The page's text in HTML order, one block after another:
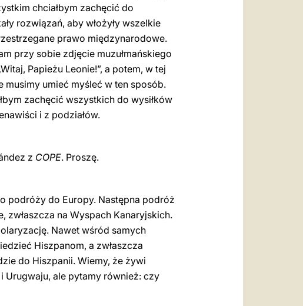
chciałbym zachęcić do
rozwiązań, aby włożyły wszelkie
prawo międzynarodowe.
przy sobie zdjęcie muzułmańskiego
Papieżu Leonie!”, a potem, w tej
musimy umieć myśleć w ten sposób.
zachęcić wszystkich do wysiłków
i z podziałów.
z COPE. Proszę.
podróży do Europy. Następna podróż
na Wyspach Kanaryjskich.
Nawet wśród samych
Hiszpanom, a zwłaszcza
do Hiszpanii. Wiemy, że żywi
Urugwaju, ale pytamy również: czy